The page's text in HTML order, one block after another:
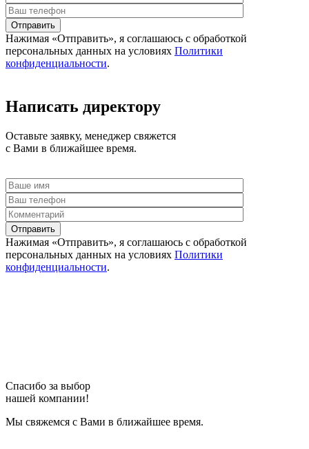
Отправить
Нажимая «Отправить», я соглашаюсь c обработкой
персональных данных на условиях Политики
конфиденциальности.
Написать директору
Оставьте заявку, менеджер свяжется
с Вами в ближайшее время.
Отправить
Нажимая «Отправить», я соглашаюсь c обработкой
персональных данных на условиях Политики
конфиденциальности.
Спасибо за выбор
нашей компании!
Мы свяжемся с Вами в ближайшее время.